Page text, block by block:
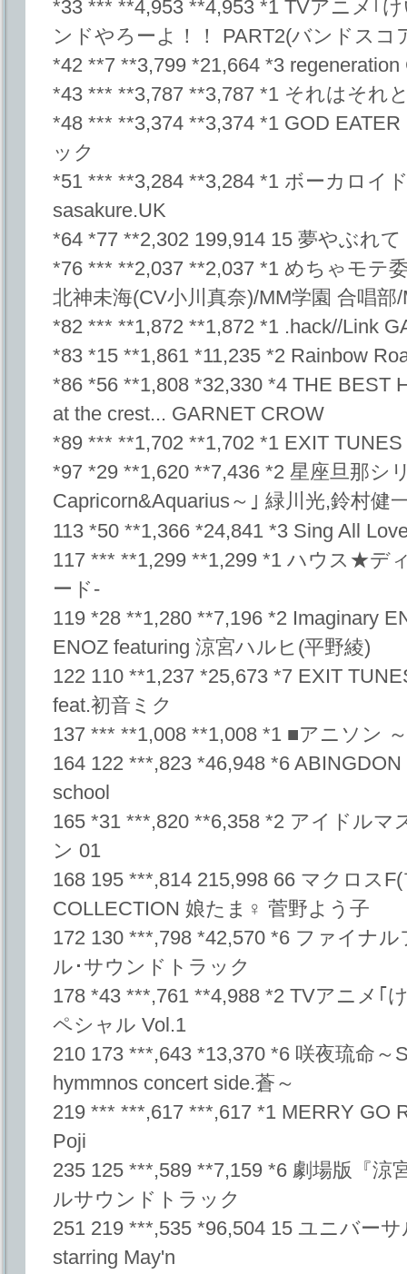
*33 *** **4,953 **4,953 *1 TVアニメ｢
ンドやろーよ！！ PART2(バンドスコ
*42 **7 **3,799 *21,664 *3
*43 *** **3,787 **3,787 *1 それはそれ
*48 *** **3,374 **3,374 *1 GOD
ック
*51 *** **3,284 **3,284 *1 ボーカロイ
sasakure.UK
*64 *77 **2,302 199,914 15 夢やぶれ
*76 *** **2,037 **2,037 *1 めちゃモテ
北神未海(CV小川真奈)/MM学園 合唱部/
*82 *** **1,872 **1,872 *1 .hack//Link
*83 *15 **1,861 *11,235 *2 Rainbow
*86 *56 **1,808 *32,330 *4 THE BEST
at the crest... GARNET CROW
*89 *** **1,702 **1,702 *1 EXIT
*97 *29 **1,620 **7,436 *2 星座旦那シ
Capricorn&Aquarius～｣ 緑川光,鈴村健
113 *50 **1,366 *24,841 *3 Sing All
117 *** **1,299 **1,299 *1 ハウス★デ
ード-
119 *28 **1,280 **7,196 *2 Imaginary
ENOZ featuring 涼宮ハルヒ(平野綾)
122 110 **1,237 *25,673 *7 EXIT
feat.初音ミク
137 *** **1,008 **1,008 *1 ■アニソン
164 122 ***,823 *46,948 *6
school
165 *31 ***,820 **6,358 *2 アイドル
ン 01
168 195 ***,814 215,998 66 マクロス
COLLECTION 娘たま♀ 菅野よう子
172 130 ***,798 *42,570 *6 ファイナ
ル･サウンドトラック
178 *43 ***,761 **4,988 *2 TVアニメ｢
ペシャル Vol.1
210 173 ***,643 *13,370 *6 咲夜琉命～
hymmnos concert side.蒼～
219 *** ***,617 ***,617 *1 MERRY GO
Poji
235 125 ***,589 **7,159 *6 劇場版『
ルサウンドトラック
251 219 ***,535 *96,504 15 ユニバー
starring May'n